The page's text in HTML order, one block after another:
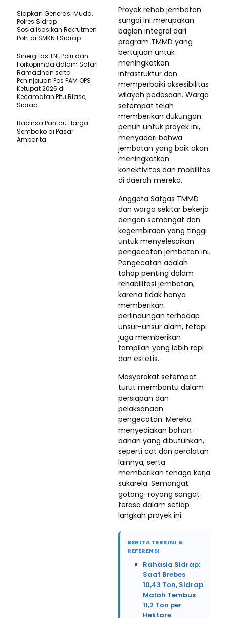
Proyek rehab jembatan
sungai ini merupakan
bagian integral dari
program TMMD yang
bertujuan untuk
meningkatkan
infrastruktur dan
memperbaiki aksesibilitas
wilayah pedesaan. Warga
setempat telah
memberikan dukungan
penuh untuk proyek ini,
menyadari bahwa
jembatan yang baik akan
meningkatkan
konektivitas dan mobilitas
di daerah mereka.
Anggota Satgas TMMD
dan warga sekitar bekerja
dengan semangat dan
kegembiraan yang tinggi
untuk menyelesaikan
pengecatan jembatan ini.
Pengecatan adalah
tahap penting dalam
rehabilitasi jembatan,
karena tidak hanya
memberikan
perlindungan terhadap
unsur-unsur alam, tetapi
juga memberikan
tampilan yang lebih rapi
dan estetis.
Masyarakat setempat
turut membantu dalam
persiapan dan
pelaksanaan
pengecatan. Mereka
menyediakan bahan-
bahan yang dibutuhkan,
seperti cat dan peralatan
lainnya, serta
memberikan tenaga kerja
sukarela. Semangat
gotong-royong sangat
terasa dalam setiap
langkah proyek ini.
BERITA TERKINI &
REFERENSI
Rahasia Sidrap:
Saat Brebes
10,43 Ton, Sidrap
Malah Tembus
11,2 Ton per
Hektare
Siapkan Generasi Muda,
Polres Sidrap
Sosialisasikan Rekrutmen
Polri di SMKN 1 Sidrap
Sinergitas TNI, Polri dan
Forkopimda dalam Safari
Ramadhan serta
Peninjauan Pos PAM OPS
Ketupat 2025 di
Kecamatan Pitu Riase,
Sidrap
Babinsa Pantau Harga
Sembako di Pasar
Amparita